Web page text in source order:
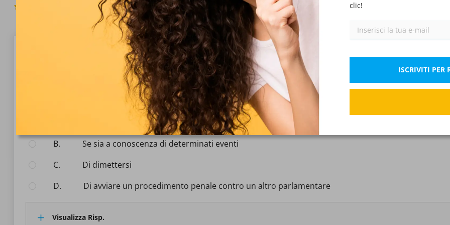
Scienze giuridiche
Con l'interpellanza il singolo parlamentare chiede al Governo:
spiegazioni sui motivi della linea di condotta
B.
se sia a conoscenza di determinati eventi
C.
di dimettersi
D.
di avviare un procedimento penale contro un altro parlamentare
Visualizza Risp.
Scienze naturali, chimica, microbiologia
XVII) Scienze e tecnologie delle costruzioni
clic!
ISCRIVITI PER